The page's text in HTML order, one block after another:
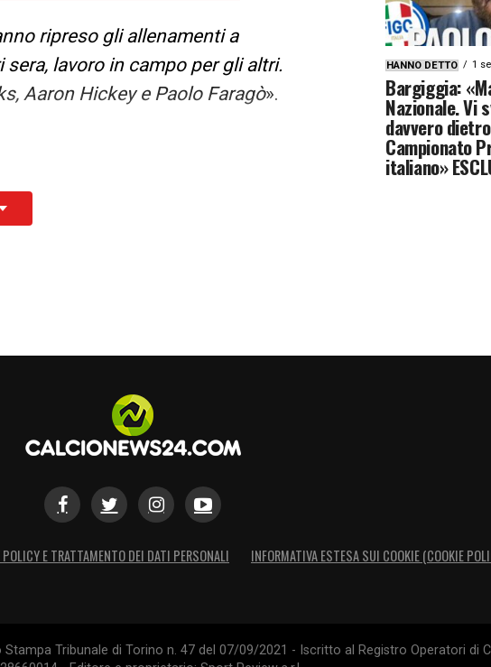
ripreso gli allenamenti a
lavoro in campo per gli altri.
Aaron Hickey e Paolo Faragò».
HANNO DETTO 1
Bargiggia:
Nazionale. Vi
davvero
Campionato
italiano»
POLICY E TRATTAMENTO DEI DATI PERSONALI INFORMATIVA ESTESA SUI COOKIE (COOKIE
Tribunale di Torino n. 47 del 07/09/2021 - Iscritto al Registro Operatori di